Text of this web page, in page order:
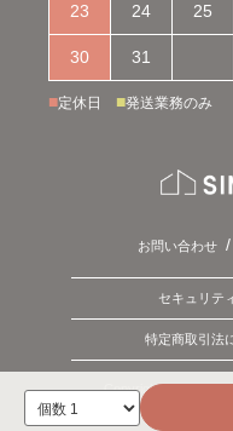
23 24 25
30 31
■定休日 ■発送業務のみ
お問い合わせ
セキュリテ
特定商取引法
Copyright © 2026